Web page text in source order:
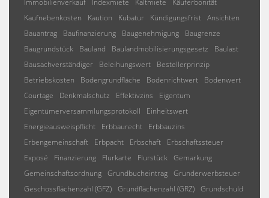
Kaufnebenkosten
Kaution Kubatur Kündigungsfrist Ansichten
Bauantrag
Baufinanzierung Baugenehmigung
Baugrenze
Baugrundstück
Bauland Baulandmobilisierungsgesetz
Baulast
Bausachverständiger
Beleihungswert
Bestellerprinzip
Betriebskosten
Bodengrundfläche Bodenrichtwert
Bodenwert
Courtage
Denkmalschutz Effektivzins
Eigentum
Eigentümerversammlungsprotokoll
Einheitswert
Energieausweispflicht
Erbbaurecht
Erbbauzins
Erbengemeinschaft
Erbpacht Erbschaft
Erbschaftssteuer
Exposé
Finanzierung Flurkarte Flurstück Gemarkung
Gemeinschaftsordnung Grundbucheintrag Grunderwerbsteuer
Geschossflächenzahl (GFZ) Grundflächenzahl (GRZ) Grundschuld